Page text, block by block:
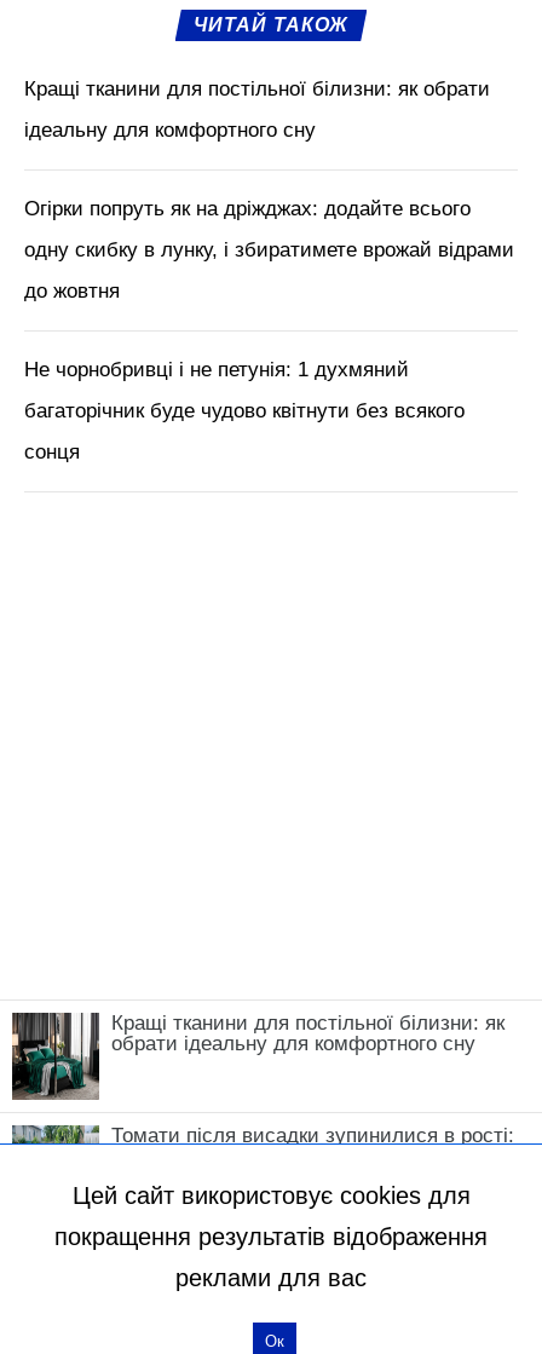
ЧИТАЙ ТАКОЖ
Кращі тканини для постільної білизни: як обрати
ідеальну для комфортного сну
Огірки попруть як на дріжджах: додайте всього
одну скибку в лунку, і збиратимете врожай відрами
до жовтня
Не чорнобривці і не петунія: 1 духмяний
багаторічник буде чудово квітнути без всякого
сонця
Кращі тканини для постільної білизни: як
обрати ідеальну для комфортного сну
Томати після висадки зупинилися в рості:
Цей сайт використовує cookies для
покращення результатів відображення
реклами для вас
Ок